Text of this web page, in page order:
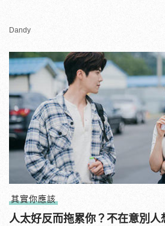
Dandy
其實你應該
人太好反而拖累你？不在意別人